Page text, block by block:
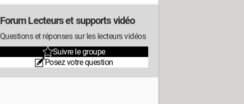
Forum Lecteurs et supports vidéo
Questions et réponses sur les lecteurs vidéos
Suivre le groupe
Posez votre question